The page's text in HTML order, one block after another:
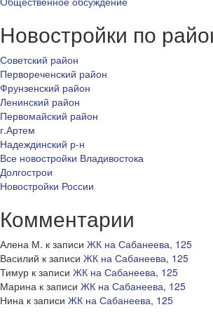
Новостройки по
Советский район
Первореченский район
Фрунзенский район
Ленинский район
Первомайский район
г.Артем
Надеждинский р-н
Все новостройки Владивостока
Долгострои
Новостройки России
Комментарии
Алена М. к записи ЖК на Сабанеева, 125
Василий к записи ЖК на Сабанеева, 125
Тимур к записи ЖК на Сабанеева, 125
Марина к записи ЖК на Сабанеева, 125
Нина к записи ЖК на Сабанеева, 125